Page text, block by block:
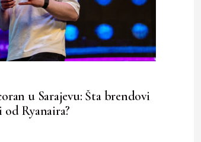
u Sarajevu: Šta brendovi
Ryanaira?